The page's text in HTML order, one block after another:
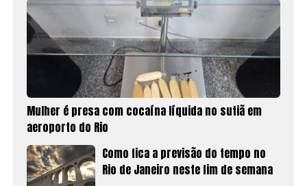
Mulher é presa com cocaína líquida no sutiã em
aeroporto do Rio
Como fica a previsão do tempo no
Rio de Janeiro neste fim de semana